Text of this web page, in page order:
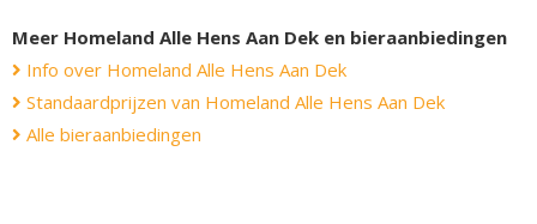
Meer Homeland Alle Hens Aan Dek en bieraanbiedingen
Info over Homeland Alle Hens Aan Dek
Standaardprijzen van Homeland Alle Hens Aan Dek
Alle bieraanbiedingen